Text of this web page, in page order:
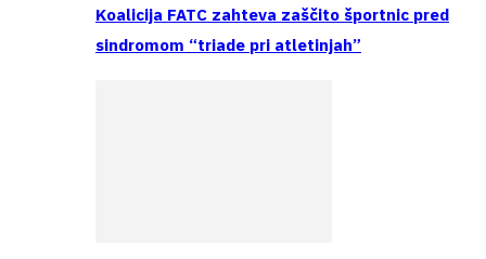
Koalicija FATC zahteva zaščito športnic pred
sindromom “triade pri atletinjah”